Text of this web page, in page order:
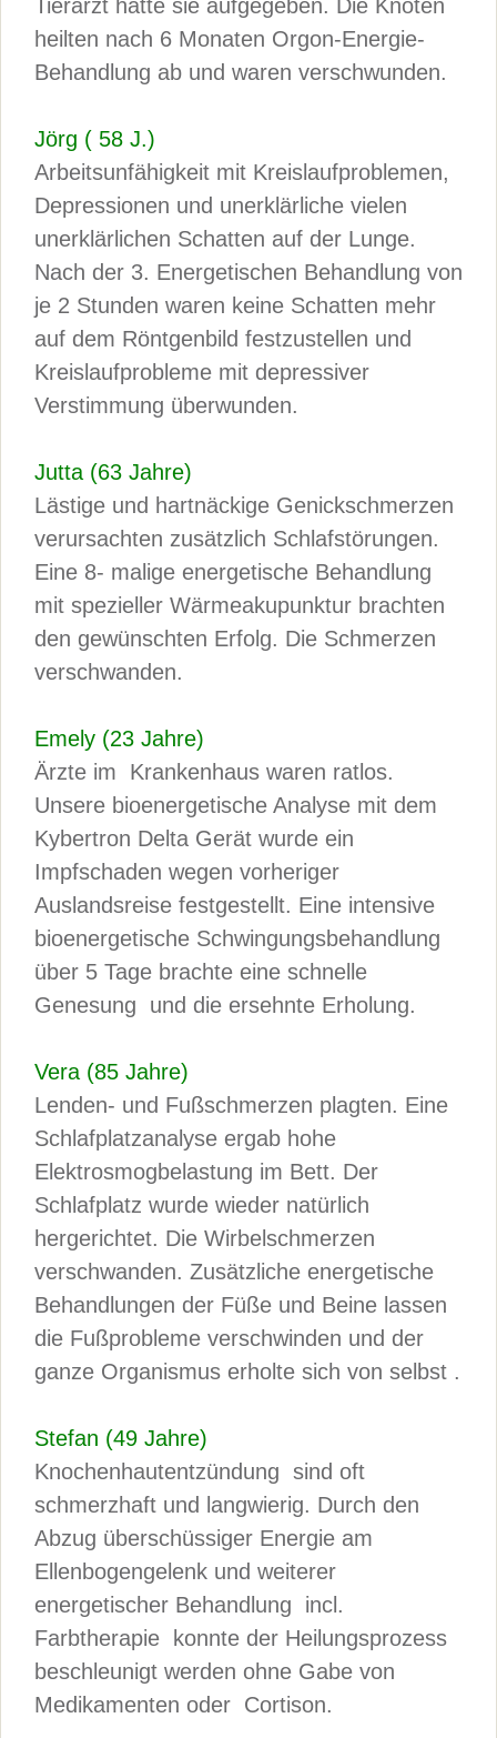
Tierarzt hatte sie aufgegeben. Die Knoten
heilten nach 6 Monaten Orgon-Energie-
Behandlung ab und waren verschwunden.
Jörg ( 58 J.)
Arbeitsunfähigkeit mit Kreislaufproblemen,
Depressionen und unerklärliche vielen
unerklärlichen Schatten auf der Lunge.
Nach der 3. Energetischen Behandlung von
je 2 Stunden waren keine Schatten mehr
auf dem Röntgenbild festzustellen und
Kreislaufprobleme mit depressiver
Verstimmung überwunden.
Jutta (63 Jahre)
Lästige und hartnäckige Genickschmerzen
verursachten zusätzlich Schlafstörungen.
Eine 8- malige energetische Behandlung
mit spezieller Wärmeakupunktur brachten
den gewünschten Erfolg. Die Schmerzen
verschwanden.
Emely (23 Jahre)
Ärzte im Krankenhaus waren ratlos.
Unsere bioenergetische Analyse mit dem
Kybertron Delta Gerät wurde ein
Impfschaden wegen vorheriger
Auslandsreise festgestellt. Eine intensive
bioenergetische Schwingungsbehandlung
über 5 Tage brachte eine schnelle
Genesung und die ersehnte Erholung.
Vera (85 Jahre)
Lenden- und Fußschmerzen plagten. Eine
Schlafplatzanalyse ergab hohe
Elektrosmogbelastung im Bett. Der
Schlafplatz wurde wieder natürlich
hergerichtet. Die Wirbelschmerzen
verschwanden. Zusätzliche energetische
Behandlungen der Füße und Beine lassen
die Fußprobleme verschwinden und der
ganze Organismus erholte sich von selbst .
Stefan (49 Jahre)
Knochenhautentzündung sind oft
schmerzhaft und langwierig. Durch den
Abzug überschüssiger Energie am
Ellenbogengelenk und weiterer
energetischer Behandlung incl.
Farbtherapie konnte der Heilungsprozess
beschleunigt werden ohne Gabe von
Medikamenten oder Cortison.